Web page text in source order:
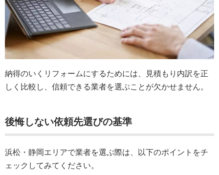
納得のいくリフォームにするためには、見積もり内訳を正
しく比較し、信頼できる業者を選ぶことが欠かせません。
後悔しない依頼先選びの基準
浜松・静岡エリアで業者を選ぶ際は、以下のポイントをチ
ェックしてみてください。